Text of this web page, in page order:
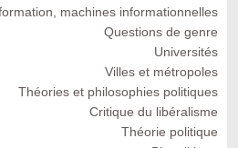
machines informationnelles
Questions de genre
Universités
Villes et métropoles
Théories et philosophies politiques
Critique du libéralisme
Théorie politique